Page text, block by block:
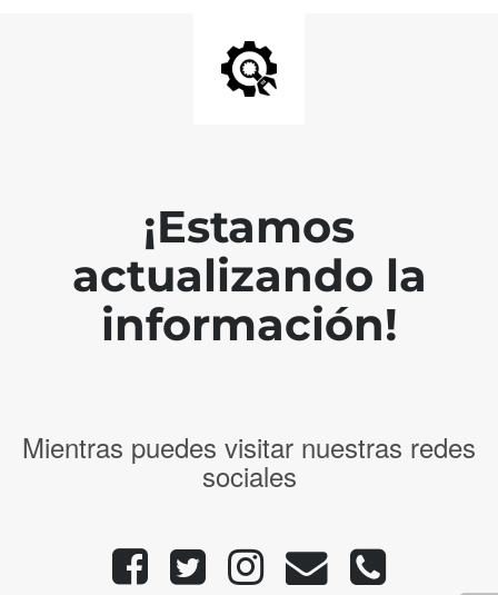
¡Estamos
actualizando la
información!
Mientras puedes visitar nuestras redes
sociales